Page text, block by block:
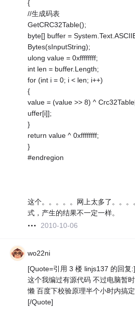
{
//生成码表
GetCRC32Table();
byte[] buffer =
Bytes(sInputString);
ulong value = 0xffffffff;
int len = buffer.Length;
for (int i = 0; i < len; i++)
{
value = (value >> 8) ^
uffer[i]];
}
return value ^ 0xffffffff;
}
#endregion
这个。。。。。网上太多了。。
式，产生的结果不一定一样。
2010-10-06
wo22ni
[Quote=引用 3 楼 linjs137 的回复:]
这个我编过有源代码 不过电脑暂
懒 百度下校验原理半个小时内搞定
[/Quote]